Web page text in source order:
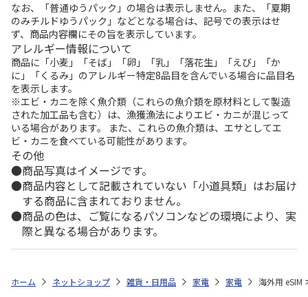
なお、「普通ゆうパック」の場合は表示しません。また、「夏期
のみチルドゆうパック」などとなる場合は、記号での表示はせ
ず、商品内容欄にその旨を表示しています。
アレルギー情報について
商品に「小麦」「そば」「卵」「乳」「落花生」「えび」「か
に」「くるみ」のアレルギー特定8品目を含んでいる場合に品目名
を表示します。
※エビ・カニを除く魚介類（これらの魚介類を原材料として製造
された加工品も含む）は、漁獲漁法によりエビ・カニが混じって
いる場合があります。 また、これらの魚介類は、エサとしてエ
ビ・カニを食べている可能性があります。
その他
商品写真はイメージです。
商品内容として記載されていない「小道具類」はお届け
する商品に含まれておりません。
商品の色は、ご覧になるパソコンなどの環境により、実
際と異なる場合があります。
ホーム ネットショップ 雑貨・日用品 家電 家電 海外用 eSIM